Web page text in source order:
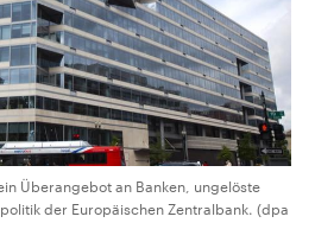
Überangebot an Banken, ungelöste
der Europäischen Zentralbank. (dpa